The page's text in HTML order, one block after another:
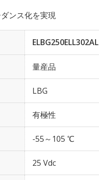
ンス化を実現
量産品
LBG
有極性
-55～105 ℃
25 Vdc